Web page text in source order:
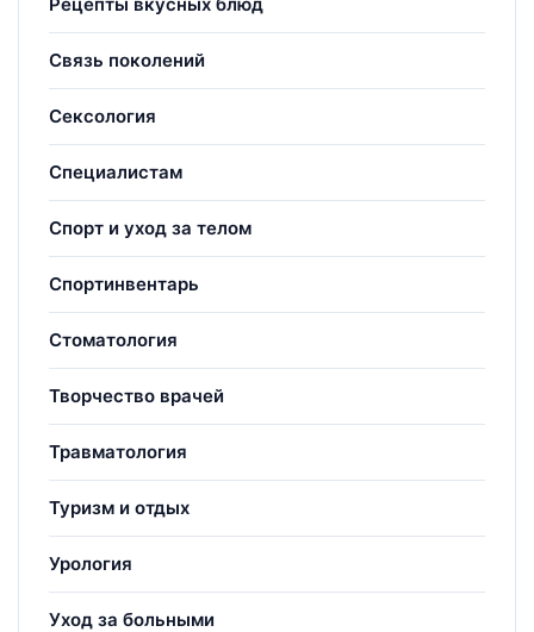
Связь поколений
Сексология
Специалистам
Спорт и уход за телом
Спортинвентарь
Стоматология
Творчество врачей
Травматология
Туризм и отдых
Урология
Уход за больными